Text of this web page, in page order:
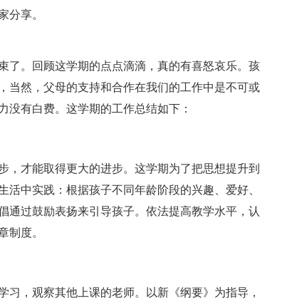
分享。
了。回顾这学期的点点滴滴，真的有喜怒哀乐。孩
当然，父母的支持和合作在我们的工作中是不可或
没有白费。这学期的工作总结如下：
，才能取得更大的进步。这学期为了把思想提升到
中实践：根据孩子不同年龄阶段的兴趣、爱好、
通过鼓励表扬来引导孩子。依法提高教学水平，认
制度。
，观察其他上课的老师。以新《纲要》为指导，